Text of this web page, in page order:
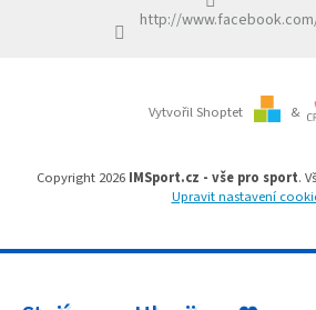
y
http://
Vytvořil Shoptet &
Copyright 2026 IMSport.cz - vše pro sport.
Upravit nastavení